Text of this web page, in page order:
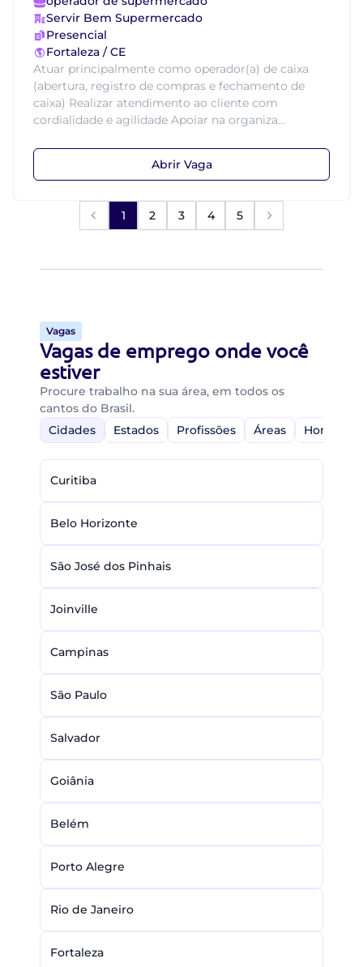
Servir Bem Supermercado
Presencial
Fortaleza / CE
Atuar principalmente como operador(a) de caixa
(abertura, registro de compras e fechamento de
caixa) Realizar atendimento ao cliente com
cordialidade e agilidade Apoiar na organiza...
Abrir Vaga
1 2 3 4 5
Vagas
Vagas de emprego onde você
estiver
Procure trabalho na sua área, em todos os
cantos do Brasil.
Cidades
Estados Profissões Áreas Home-
Curitiba
Belo Horizonte
São José dos Pinhais
Joinville
Campinas
São Paulo
Salvador
Goiânia
Belém
Porto Alegre
Rio de Janeiro
Fortaleza